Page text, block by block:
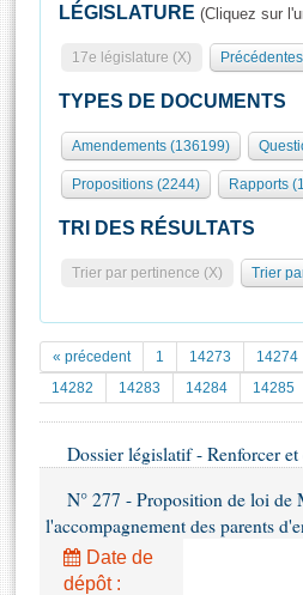
Présidence
577 députés
Groupes politiques
Séance publique
Commissions et autres
Europe et International
Pétitions
Documents parlementaires
Projets de loi
Propositions de loi
Textes adoptés
Rapports d'information
Rôle et pouvoirs de
Organisation de l'Assemblée
Présidence Conférence des
Statistiques et chiffres clés
Documents de référence
( Constitution | Règlement de
Histoire
Juniors
Anciennes législatures
Liens vers les sites publics
Visiter l'Assemblée
Visite virtuelle du palais
Assister à une séance
La Bibliothèque
Les archives
LÉGISLATURE (Cliquez sur
17e législature (X)
TYPES DE DOCUMENTS
Amendements (136199)
Propositions (2244) Rapports
TRI DES RÉSULTATS
Trier par pertinence (X) Trier
« précedent 1 14273 14274
14282
14283 14284 14285
Dossier législatif - Renforcer
N° 277 - Proposition de loi de
l'accompagnement des parents
Date de
dépôt :